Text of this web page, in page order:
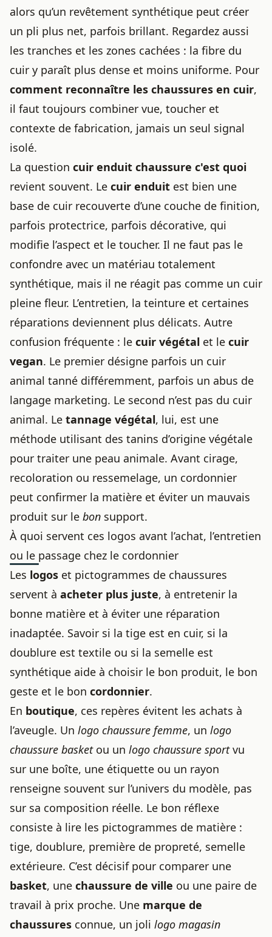
alors qu’un revêtement synthétique peut créer
un pli plus net, parfois brillant. Regardez aussi
les tranches et les zones cachées : la fibre du
cuir y paraît plus dense et moins uniforme. Pour
comment reconnaître les chaussures en cuir,
il faut toujours combiner vue, toucher et
contexte de fabrication, jamais un seul signal
isolé.
La question cuir enduit chaussure c'est quoi
revient souvent. Le cuir enduit est bien une
base de cuir recouverte d’une couche de finition,
parfois protectrice, parfois décorative, qui
modifie l’aspect et le toucher. Il ne faut pas le
confondre avec un matériau totalement
synthétique, mais il ne réagit pas comme un cuir
pleine fleur. L’entretien, la teinture et certaines
réparations deviennent plus délicats. Autre
confusion fréquente : le cuir végétal et le cuir
vegan. Le premier désigne parfois un cuir
animal tanné différemment, parfois un abus de
langage marketing. Le second n’est pas du cuir
animal. Le tannage végétal, lui, est une
méthode utilisant des tanins d’origine végétale
pour traiter une peau animale. Avant cirage,
recoloration ou ressemelage, un cordonnier
peut confirmer la matière et éviter un mauvais
produit sur le bon support.
À quoi servent ces logos avant l’achat, l’entretien
ou le passage chez le cordonnier
Les logos et pictogrammes de chaussures
servent à acheter plus juste, à entretenir la
bonne matière et à éviter une réparation
inadaptée. Savoir si la tige est en cuir, si la
doublure est textile ou si la semelle est
synthétique aide à choisir le bon produit, le bon
geste et le bon cordonnier.
En boutique, ces repères évitent les achats à
l’aveugle. Un logo chaussure femme, un logo
chaussure basketou un logo chaussure sportvu
sur une boîte, une étiquette ou un rayon
renseigne souvent sur l’univers du modèle, pas
sur sa composition réelle. Le bon réflexe
consiste à lire les pictogrammes de matière :
tige, doublure, première de propreté, semelle
extérieure. C’est décisif pour comparer une
basket, une chaussure de ville ou une paire de
travail à prix proche. Une marque de
chaussures connue, un joli logo magasin